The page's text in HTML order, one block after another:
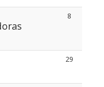
8
29